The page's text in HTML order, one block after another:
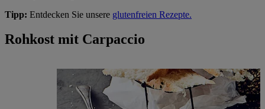
Tipp: Entdecken Sie unsere glutenfreien Rezepte.
Rohkost mit Carpaccio